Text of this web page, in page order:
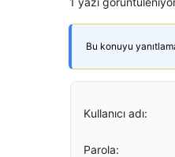
Bu konuyu
Kullanıcı adı:
Parola: